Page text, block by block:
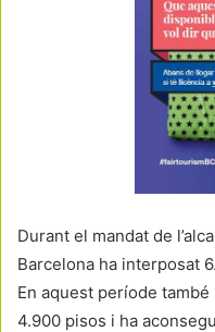
Durant el mandat de
Barcelona ha interposat
En aquest període
4.900 pisos i ha